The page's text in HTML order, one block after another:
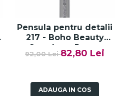
Pensula pentru detalii
217 - Boho Beauty
Smudge - Paese
92,00 Lei82,80 Lei
ADAUGA IN COS